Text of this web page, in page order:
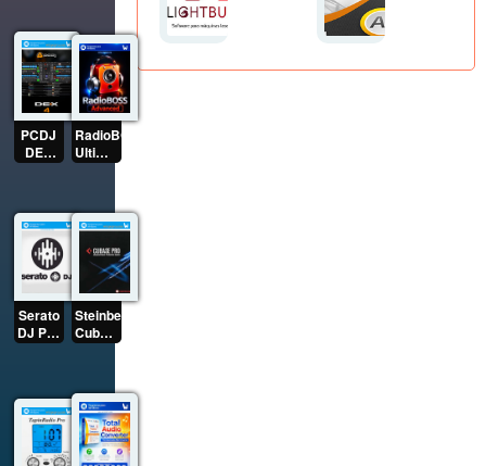
Español
[Mega]
[Mega]
PCDJ
DEX
2026
Español
[Mega]
RadioBOSS
Ultimate
(2026)
[Mega]
Serato
DJ Pro
Español
[Mega]
Steinberg
Cubase
Multilenguaje
Español
[Mega]